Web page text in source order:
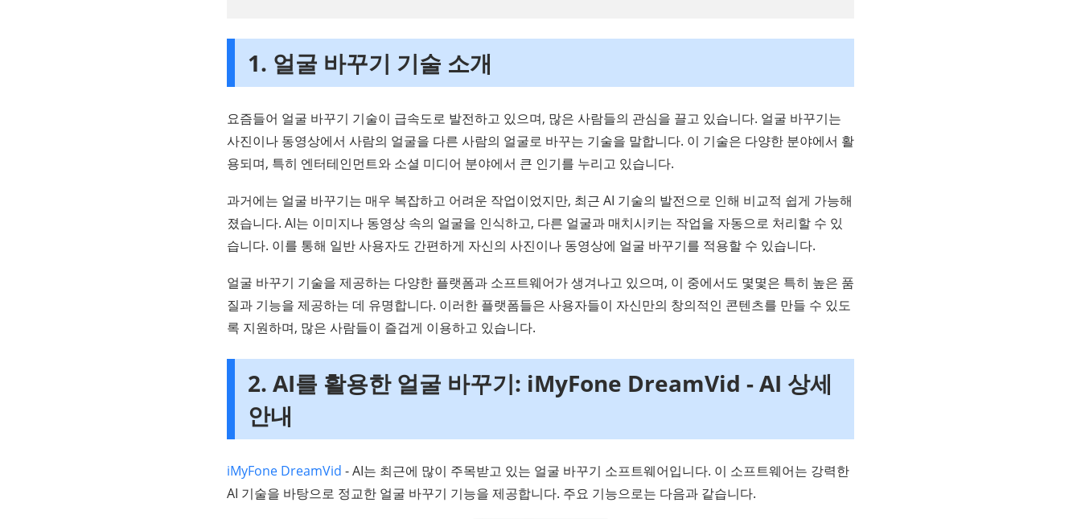
1. 얼굴 바꾸기 기술 소개
요즘들어 얼굴 바꾸기 기술이 급속도로 발전하고 있으며, 많은 사람들의 관심을 끌고 있습니다. 얼굴 바꾸기는
사진이나 동영상에서 사람의 얼굴을 다른 사람의 얼굴로 바꾸는 기술을 말합니다. 이 기술은 다양한 분야에서 활
용되며, 특히 엔터테인먼트와 소셜 미디어 분야에서 큰 인기를 누리고 있습니다.
과거에는 얼굴 바꾸기는 매우 복잡하고 어려운 작업이었지만, 최근 AI 기술의 발전으로 인해 비교적 쉽게 가능해
졌습니다. AI는 이미지나 동영상 속의 얼굴을 인식하고, 다른 얼굴과 매치시키는 작업을 자동으로 처리할 수 있
습니다. 이를 통해 일반 사용자도 간편하게 자신의 사진이나 동영상에 얼굴 바꾸기를 적용할 수 있습니다.
얼굴 바꾸기 기술을 제공하는 다양한 플랫폼과 소프트웨어가 생겨나고 있으며, 이 중에서도 몇몇은 특히 높은 품
질과 기능을 제공하는 데 유명합니다. 이러한 플랫폼들은 사용자들이 자신만의 창의적인 콘텐츠를 만들 수 있도
록 지원하며, 많은 사람들이 즐겁게 이용하고 있습니다.
2. AI를 활용한 얼굴 바꾸기: iMyFone DreamVid - AI 상세
안내
iMyFone DreamVid - AI는 최근에 많이 주목받고 있는 얼굴 바꾸기 소프트웨어입니다. 이 소프트웨어는 강력한
AI 기술을 바탕으로 정교한 얼굴 바꾸기 기능을 제공합니다. 주요 기능으로는 다음과 같습니다.